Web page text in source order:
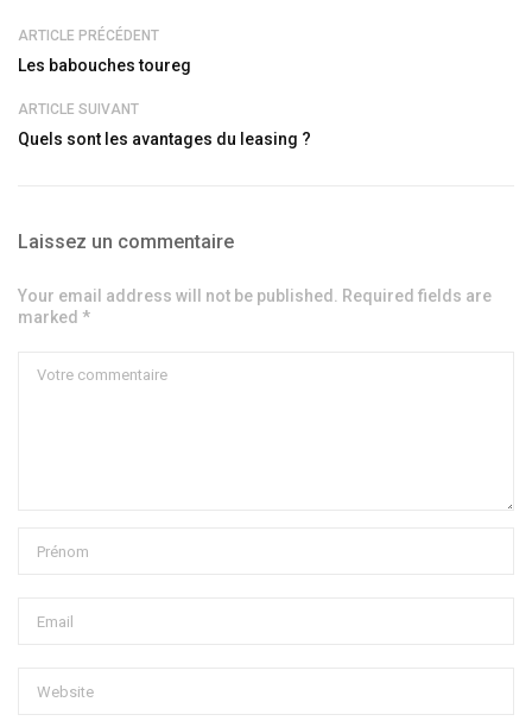
ARTICLE PRÉCÉDENT
Les babouches toureg
ARTICLE SUIVANT
Quels sont les avantages du leasing ?
Laissez un commentaire
Your email address will not be published. Required fields are
marked *